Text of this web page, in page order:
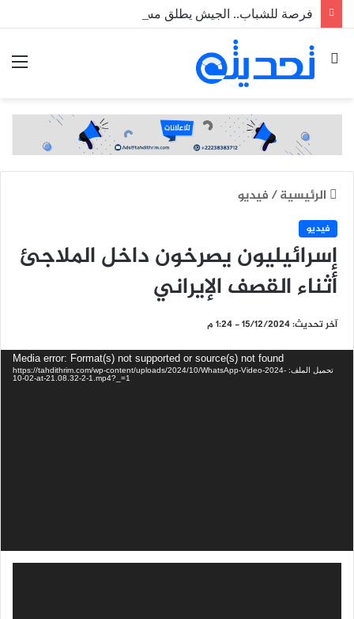
بحث
عن
الرئيسية/فيديو
فيديو
إسرائيليون يصرخون داخل الملاجئ
أثناء القصف الإيراني
آخر تحديث: 15/12/2024 - 1:24 م
مشغل
الفيديو Media error: Format(s) not supported or source(s) not found
تحميل الملف: https://tahdithrim.com/wp-content/uploads/2024/10/WhatsApp-Video-2024-
10-02-at-21.08.32-2-1.mp4?_=1